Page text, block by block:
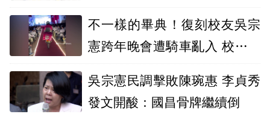
不一樣的畢典！復刻校友吳宗
憲跨年晚會遭騎車亂入 校長變
吳宗憲民調擊敗陳琬惠 李貞秀
發文開酸：國昌骨牌繼續倒